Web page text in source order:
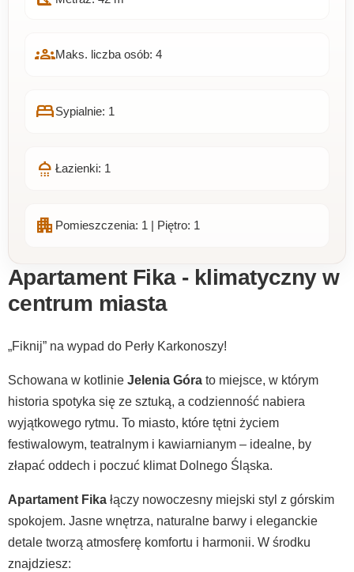
groupsMaks. liczba osób: 4
bedSypialnie: 1
shower Łazienki: 1
apartment Pomieszczenia: 1 | Piętro: 1
Apartament Fika - klimatyczny w
centrum miasta
„Fiknij” na wypad do Perły Karkonoszy!
Schowana w kotlinie Jelenia Góra to miejsce, w którym
historia spotyka się ze sztuką, a codzienność nabiera
wyjątkowego rytmu. To miasto, które tętni życiem
festiwalowym, teatralnym i kawiarnianym – idealne, by
złapać oddech i poczuć klimat Dolnego Śląska.
Apartament Fika łączy nowoczesny miejski styl z górskim
spokojem. Jasne wnętrza, naturalne barwy i eleganckie
detale tworzą atmosferę komfortu i harmonii. W środku
znajdziesz: